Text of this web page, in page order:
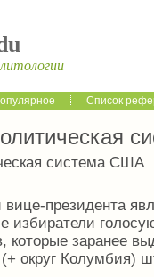
Список
система США
президента
избиратели
которые заранее
округ Колумбия)